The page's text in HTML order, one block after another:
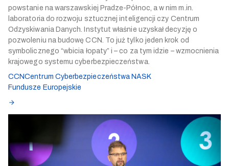
powstanie na warszawskiej Pradze-Północ, a w nim m.in.
laboratoria do rozwoju sztucznej inteligencji czy Centrum
Odzyskiwania Danych. Instytut właśnie uzyskał decyzję o
pozwoleniu na budowę CCN. To już tylko jeden krok od
symbolicznego “wbicia łopaty” i – co za tym idzie – wzmocnienia
krajowego systemu cyberbezpieczeństwa.
CCNCentrum Cyberbezpieczeństwa NASK
Fundusze Europejskie